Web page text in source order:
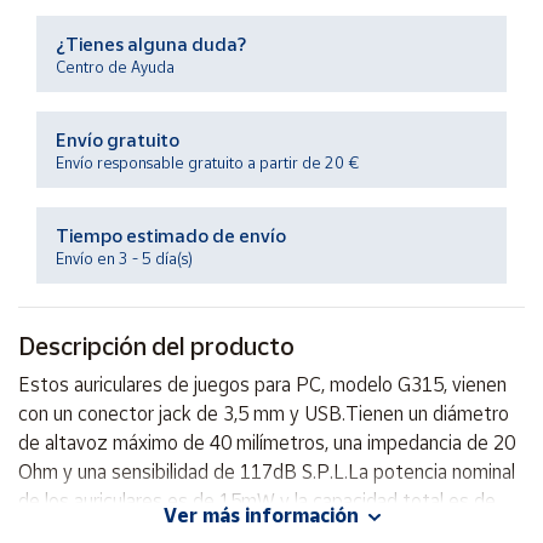
Productos
Solidarios
Ayuda
Centro
Contacto
Vendedores
Mapa de
Hazte
vendedor
Área
¿Tienes alguna duda?
Centro de Ayuda
Envío gratuito
Envío responsable gratuito a partir de 20 €
Tiempo estimado de envío
Envío en 3 - 5 día(s)
Descripción del producto
Estos auriculares de juegos para PC, modelo G315, vienen
con un conector jack de 3,5 mm y USB.Tienen un diámetro
de altavoz máximo de 40 milímetros, una impedancia de 20
Ohm y una sensibilidad de 117dB S.P.L.La potencia nominal
de los auriculares es de 15mW y la capacidad total es de
50mW.La respuesta de frecuencia de estos auriculares de
Ver más información